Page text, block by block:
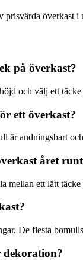
överkast i
på överkast?
och välj ett
ett överkast?
är andningsbart
året
mellan ett lätt
De flesta